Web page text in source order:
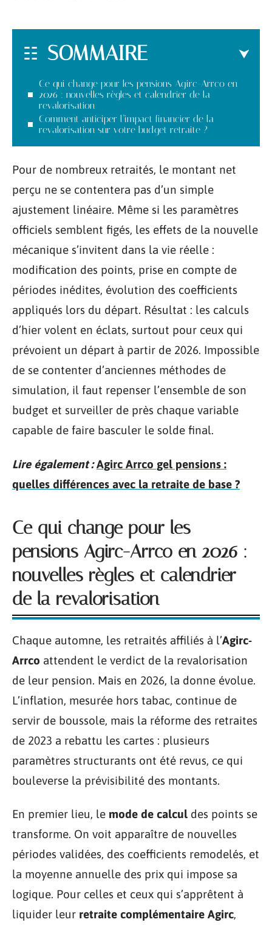
SOMMAIRE
Ce qui change pour les pensions Agirc-Arrco en
2026 : nouvelles règles et calendrier de la
revalorisation
Comment anticiper l’impact financier de la
revalorisation sur votre budget retraite ?
Pour de nombreux retraités, le montant net
perçu ne se contentera pas d’un simple
ajustement linéaire. Même si les paramètres
officiels semblent figés, les effets de la nouvelle
mécanique s’invitent dans la vie réelle :
modification des points, prise en compte de
périodes inédites, évolution des coefficients
appliqués lors du départ. Résultat : les calculs
d’hier volent en éclats, surtout pour ceux qui
prévoient un départ à partir de 2026. Impossible
de se contenter d’anciennes méthodes de
simulation, il faut repenser l’ensemble de son
budget et surveiller de près chaque variable
capable de faire basculer le solde final.
Lire également : Agirc Arrco gel pensions :
quelles différences avec la retraite de base ?
Ce qui change pour les
pensions Agirc-Arrco en 2026 :
nouvelles règles et calendrier
de la revalorisation
Chaque automne, les retraités affiliés à l’Agirc-
Arrco attendent le verdict de la revalorisation
de leur pension. Mais en 2026, la donne évolue.
L’inflation, mesurée hors tabac, continue de
servir de boussole, mais la réforme des retraites
de 2023 a rebattu les cartes : plusieurs
paramètres structurants ont été revus, ce qui
bouleverse la prévisibilité des montants.
En premier lieu, le mode de calcul des points se
transforme. On voit apparaître de nouvelles
périodes validées, des coefficients remodelés, et
la moyenne annuelle des prix qui impose sa
logique. Pour celles et ceux qui s’apprêtent à
liquider leur retraite complémentaire Agirc,